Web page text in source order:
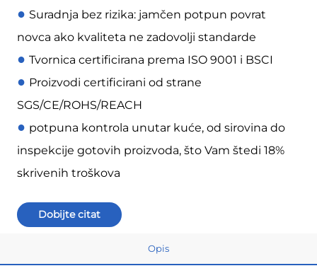
● Suradnja bez rizika: jamčen potpun povrat
novca ako kvaliteta ne zadovolji standarde
● Tvornica certificirana prema ISO 9001 i BSCI
● Proizvodi certificirani od strane
SGS/CE/ROHS/REACH
● potpuna kontrola unutar kuće, od sirovina do
inspekcije gotovih proizvoda, što Vam štedi 18%
skrivenih troškova
Dobijte citat
Opis